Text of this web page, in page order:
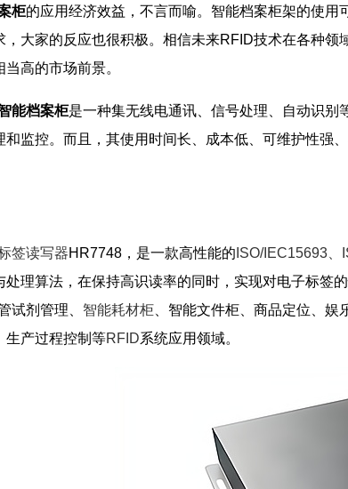
柜的应用经济效益，不言而喻。智能档案柜架的使
，大家的反应也很积极。相信未来RFID技术在各种领
高的市场前景。
能档案柜是一种集无线电通讯、信号处理、自动识别
和监控。而且，其使用时间长、成本低、可维护性强
签读写器HR7748，是一款高性能的 ISO/IEC15693
处理算法，在保持高识读率的同时，实现对电子标签
试剂管理、 智能耗材柜 、智能文件柜、商品定位、
、生产过程控制等RFID系统应用领域。